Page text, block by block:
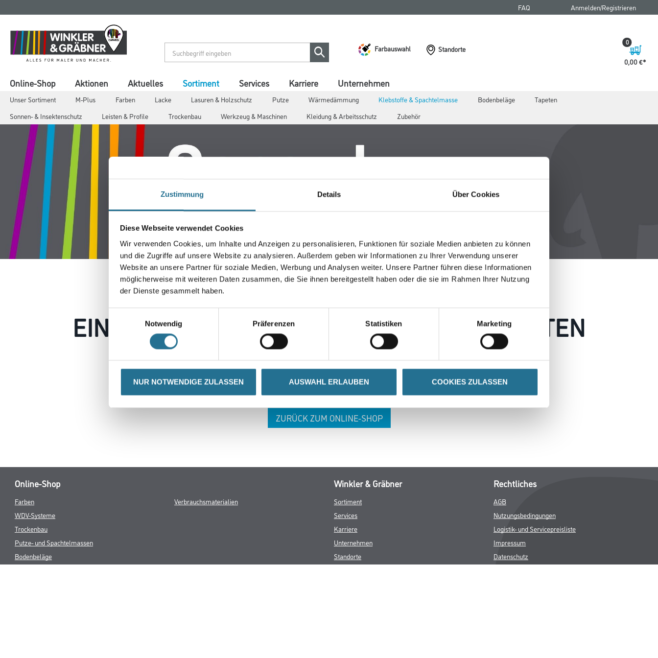
Zustimmung Details Über Cookies
Diese Webseite verwendet Cookies
Wir verwenden Cookies, um Inhalte und Anzeigen zu personalisieren, Funktionen für soziale Medien anbieten zu können
und die Zugriffe auf unsere Website zu analysieren. Außerdem geben wir Informationen zu Ihrer Verwendung unserer
Website an unsere Partner für soziale Medien, Werbung und Analysen weiter. Unsere Partner führen diese Informationen
möglicherweise mit weiteren Daten zusammen, die Sie ihnen bereitgestellt haben oder die sie im Rahmen Ihrer Nutzung
der Dienste gesammelt haben.
Notwendig
Präferenzen Statistiken Marketing
NUR NOTWENDIGE ZULASSEN AUSWAHL ERLAUBEN COOKIES ZULASSEN
springen
springen
FAQ Anmelden/Registrieren
Farbauswahl
Standorte
0,00 €
0
Online-Shop Aktionen Aktuelles Sortiment
Unser Sortiment M-Plus Farben Lacke Lasuren & Holzschutz Putze Wärmedämmung Klebstoffe & Spachtelmasse Bodenbeläge
Tapeten
Sonnen- & Insektenschutz
Leisten & Profile Trockenbau Werkzeug & Maschinen Kleidung & Arbeitsschutz Zubehör
Services Karriere Unternehmen
EIN KLEINER ZWISCHENFALL IST AUFGETRETEN
Erkunden Sie in der Zwischenzeit unseren Online-Shop und lassen Sie sich inspirieren.
ZURÜCK ZUM ONLINE-SHOP
Online-Shop
Farben
WDV-Systeme
Trockenbau
Putze- und Spachtelmassen
Bodenbeläge
Verbrauchsmaterialien
Winkler & Gräbner
Sortiment
Services
Karriere
Unternehmen
Standorte
Rechtliches
AGB
Nutzungsbedingungen
Logistik- und Servicepreisliste
Impressum
Datenschutz